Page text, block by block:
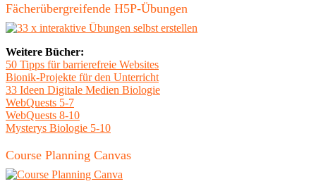
Fächerübergreifende H5P-Übungen
Weitere Bücher:
50 Tipps für barrierefreie Websites
Bionik-Projekte für den Unterricht
33 Ideen Digitale Medien Biologie
WebQuests 5-7
WebQuests 8-10
Mysterys Biologie 5-10
Course Planning Canvas